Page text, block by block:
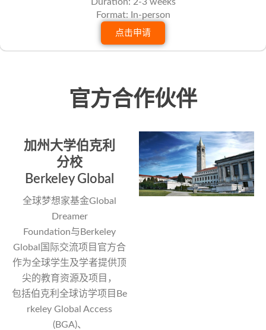
Format: In-person
点击申请
官方合作伙伴
加州大学伯克利
分校
Berkeley Global
全球梦想家基金Global
Dreamer
Foundation与Berkeley
Global国际交流项目官方合
作为全球学生及学者提供顶
尖的教育资源及项目，
包括伯克利全球访学项目Be
rkeley Global Access
(BGA)、